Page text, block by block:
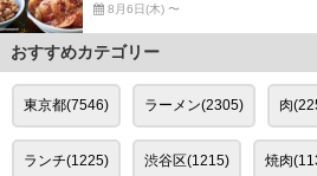
8月6日(木) 〜
おすすめカテゴリー
東京都(7546) ラーメン(2305) 肉
ランチ(1225) 渋谷区(1215) 焼肉